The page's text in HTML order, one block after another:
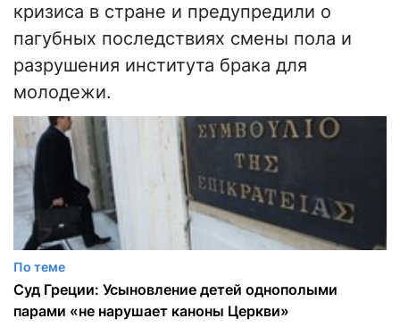
кризиса в стране и предупредили о
пагубных последствиях смены пола и
разрушения института брака для
молодежи.
По теме
Суд Греции: Усыновление детей однополыми
парами «не нарушает каноны Церкви»